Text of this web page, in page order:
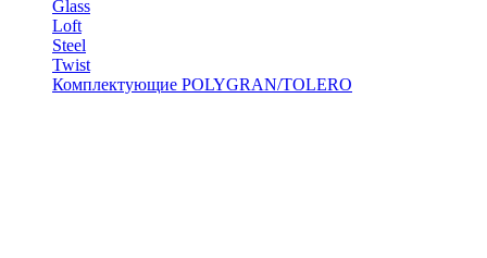
Glass
Loft
Steel
Twist
Комплектующие POLYGRAN/TOLERO